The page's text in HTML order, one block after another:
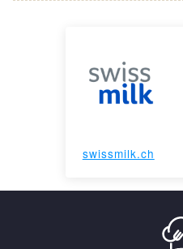
swissmilk.ch